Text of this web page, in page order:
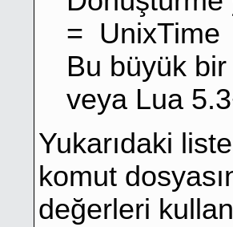
= UnixTime
Bu büyük
veya Lua
Yukarıdaki
komut
değerleri